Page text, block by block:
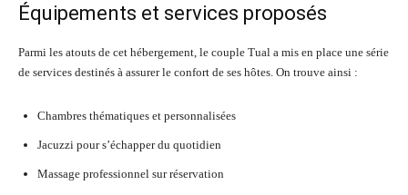
Équipements et services proposés
Parmi les atouts de cet hébergement, le couple Tual a mis en place une série
de services destinés à assurer le confort de ses hôtes. On trouve ainsi :
Chambres thématiques et personnalisées
Jacuzzi pour s’échapper du quotidien
Massage professionnel sur réservation